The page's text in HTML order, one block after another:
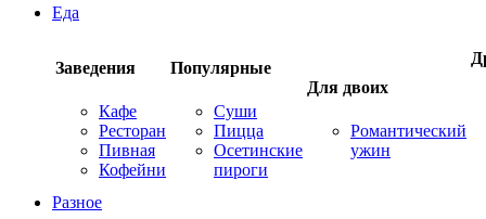
Еда
Заведения
Кафе
Ресторан
Пивная
Кофейни
Популярные
Суши
Пицца
Осетинские
пироги
Для двоих
Романтический
ужин
Разное